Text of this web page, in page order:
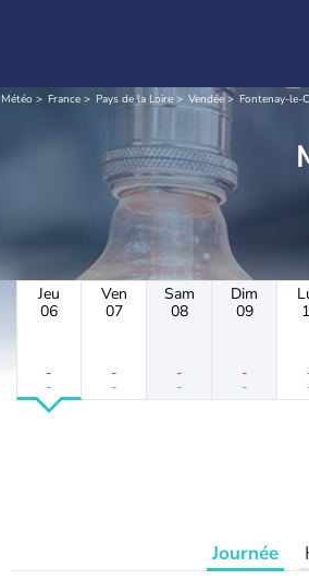
Météo France Pays de la Loire Vendée Fontenay-le-
Jeu
06
-
-
Ven
07
-
-
Sam
08
-
-
Dim
09
-
-
Journée